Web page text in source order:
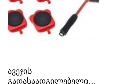
ავეჯის
გადასაადგილებელი